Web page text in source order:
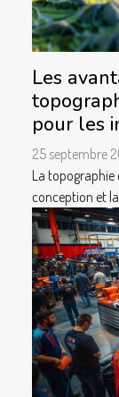
Les
pour les
25 septembre
La topographie
conception et